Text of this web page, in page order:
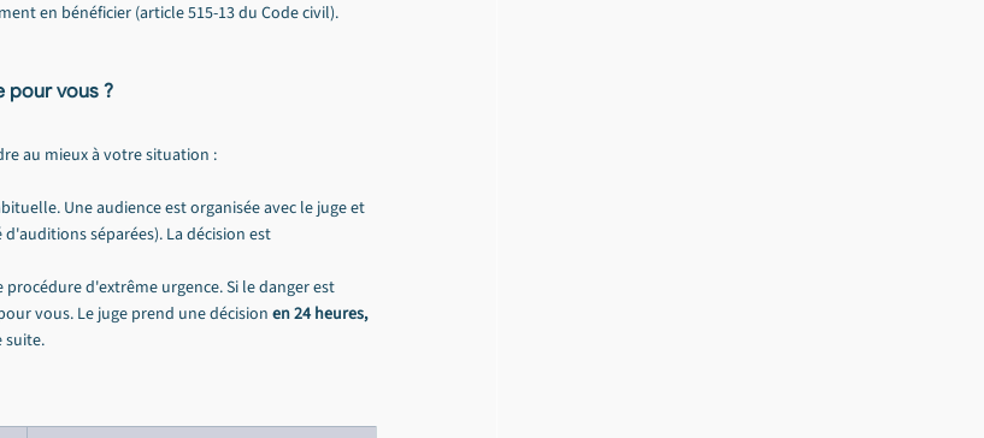
en bénéficier (article 515-13 du Code civil).
pour vous ?
au mieux à votre situation :
Une audience est organisée avec le juge et
séparées). La décision est
procédure d'extrême urgence. Si le danger est
vous. Le juge prend une décision en 24 heures,
suite.